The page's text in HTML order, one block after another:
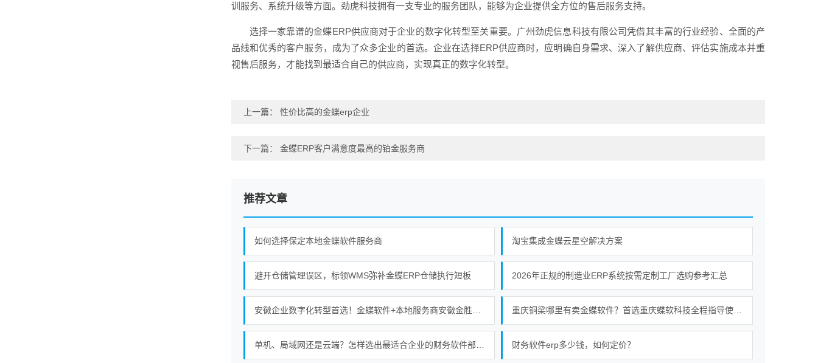
训服务、系统升级等方面。劲虎科技拥有一支专业的服务团队，能够为企业提供全方位的售后服务支持。
选择一家靠谱的金蝶ERP供应商对于企业的数字化转型至关重要。广州劲虎信息科技有限公司凭借其丰富的行业经验、全面的产
品线和优秀的客户服务，成为了众多企业的首选。企业在选择ERP供应商时，应明确自身需求、深入了解供应商、评估实施成本并重
视售后服务，才能找到最适合自己的供应商，实现真正的数字化转型。
上一篇： 性价比高的金蝶erp企业
下一篇： 金蝶ERP客户满意度最高的铂金服务商
推荐文章
如何选择保定本地金蝶软件服务商 淘宝集成金蝶云星空解决方案
避开仓储管理误区，标领WMS弥补金蝶ERP仓储执行短板 2026年正规的制造业ERP系统按需定制工厂选购参考汇总
财务软件erp多少钱，如何定价？